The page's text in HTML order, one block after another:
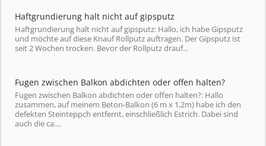
Haftgrundierung halt nicht auf gipsputz
Haftgrundierung halt nicht auf gipsputz: Hallo, ich habe Gipsputz
und möchte auf diese Knauf Rollputz auftragen. Der Gipsputz ist
seit 2 Wochen trocken. Bevor der Rollputz drauf...
Fugen zwischen Balkon abdichten oder offen halten?
Fugen zwischen Balkon abdichten oder offen halten?: Hallo
zusammen, auf meinem Beton-Balkon (6 m x 1,2m) habe ich den
defekten Steinteppch entfernt, einschließlich Estrich. Dabei sind
auch die ca....